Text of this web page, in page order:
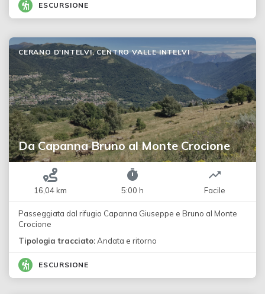
ESCURSIONE
Da Capanna Bruno al Monte Crocione
CERANO D'INTELVI, CENTRO VALLE INTELVI
16,04 km 5:00 h Facile
Passeggiata dal rifugio Capanna Giuseppe e Bruno al Monte
Crocione
Tipologia tracciato:Andata e ritorno
ESCURSIONE